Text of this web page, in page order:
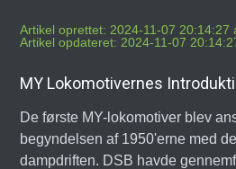
Artikel oprettet: 2024-11-07 20:14:27
Artikel opdateret: 2024-11-07
MY Lokomotivernes
De første MY-lokomotiver blev
begyndelsen af 1950'erne med
dampdriften. DSB havde